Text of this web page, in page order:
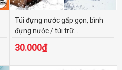
Túi đựng nước gấp gọn, bình
đựng nước / túi trữ...
30.000₫